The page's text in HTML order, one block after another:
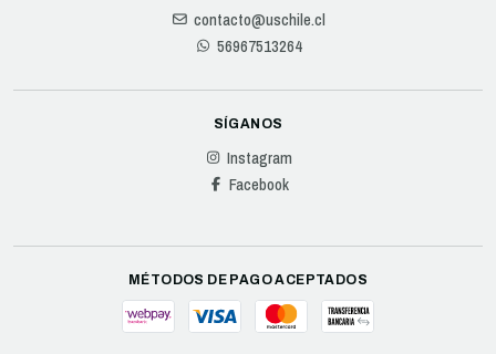
contacto@uschile.cl
56967513264
SÍGANOS
Instagram
Facebook
MÉTODOS DE PAGO ACEPTADOS